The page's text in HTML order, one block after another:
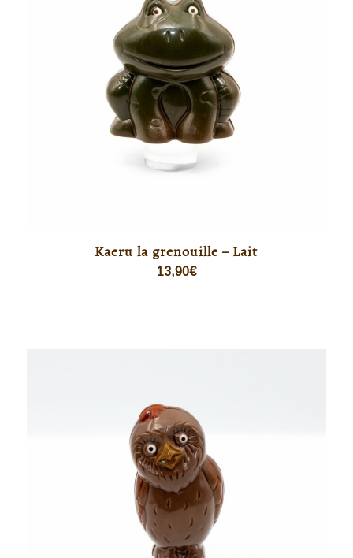
Kaeru la grenouille – Lait
13,90€